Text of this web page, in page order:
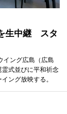
生中継 スタ
イング広島（広島
式並びに平和祈念
ング放映する。